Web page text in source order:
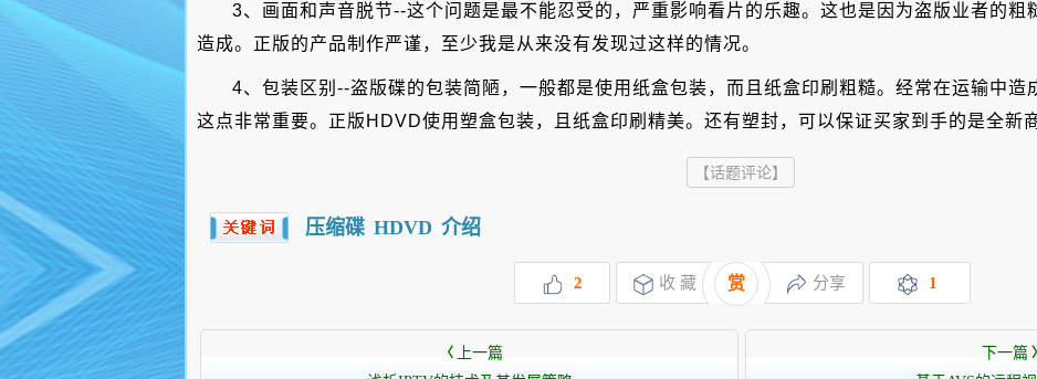
3、画面和声音脱节--这个问题是最不能忍受的，严重影响看片的乐趣。这也是因为盗版业者的粗
造成。正版的产品制作严谨，至少我是从来没有发现过这样的情况。
4、包装区别--盗版碟的包装简陋，一般都是使用纸盒包装，而且纸盒印刷粗糙。经常在运输中造
这点非常重要。正版HDVD使用塑盒包装，且纸盒印刷精美。还有塑封，可以保证买家到手的是全新商
【话题评论】
压缩碟 HDVD 介绍
2 收 藏 赏 分享 1
〈
上一篇
下一篇 〉